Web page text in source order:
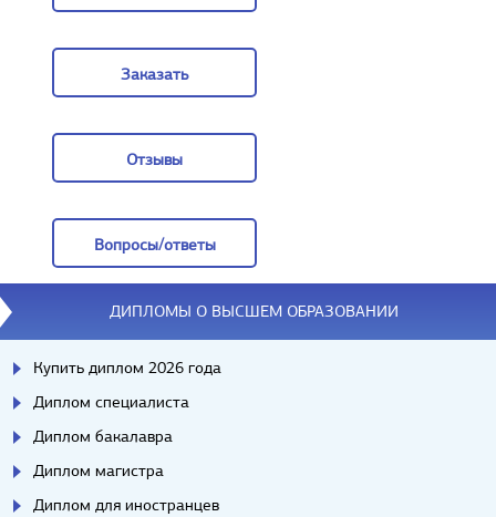
Заказать
Отзывы
Вопросы/ответы
Вопросы/ответы
ДИПЛОМЫ О ВЫСШЕМ ОБРАЗОВАНИИ
Купить диплом 2026 года
Диплом специалиста
Диплом бакалавра
Диплом магистра
Диплом для иностранцев